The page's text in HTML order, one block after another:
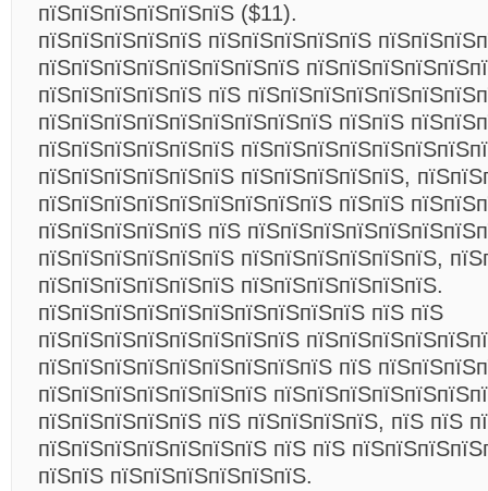
пїЅпїЅпїЅпїЅпїЅпїЅ ($11).
пїЅпїЅпїЅпїЅпїЅ пїЅпїЅпїЅпїЅпїЅ
пїЅпїЅпїЅпїЅпїЅпїЅпїЅпїЅ
пїЅпїЅпїЅпїЅпїЅ пїЅ
пїЅпїЅпїЅпїЅпїЅпїЅпїЅпїЅпїЅ пїЅпїЅ
пїЅпїЅпїЅпїЅпїЅпїЅ
пїЅпїЅпїЅпїЅпїЅпїЅ пїЅпїЅпїЅпїЅпїЅ,
пїЅпїЅпїЅпїЅпїЅпїЅпїЅпїЅпїЅ пїЅпїЅ
пїЅпїЅпїЅпїЅпїЅ пїЅ
пїЅпїЅпїЅпїЅпїЅпїЅ пїЅпїЅпїЅпїЅпїЅпїЅ,
пїЅпїЅпїЅпїЅпїЅпїЅ пїЅпїЅпїЅпїЅпїЅпїЅ.
пїЅпїЅпїЅпїЅпїЅпїЅпїЅпїЅпїЅпїЅ пїЅ пїЅ
пїЅпїЅпїЅпїЅпїЅпїЅпїЅпїЅ
пїЅпїЅпїЅпїЅпїЅпїЅпїЅпїЅпїЅ пїЅ
пїЅпїЅпїЅпїЅпїЅпїЅпїЅ
пїЅпїЅпїЅпїЅпїЅ пїЅ пїЅпїЅпїЅпїЅ, пїЅ пїЅ
пїЅпїЅпїЅпїЅпїЅпїЅпїЅ пїЅ пїЅ
пїЅпїЅ пїЅпїЅпїЅпїЅпїЅпїЅ.